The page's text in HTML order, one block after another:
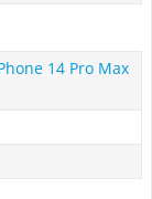
14 Pro Max